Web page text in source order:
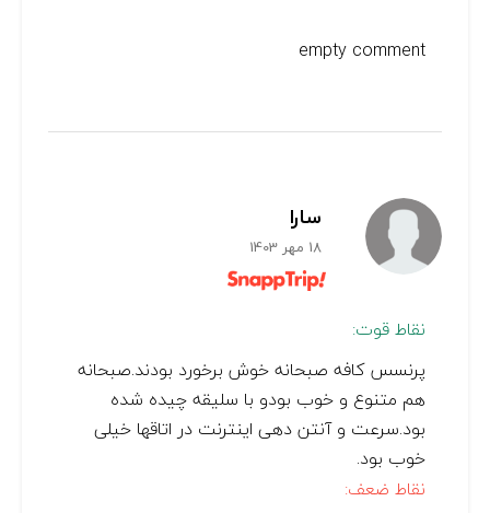
empty comment
سارا
18 مهر 1403
نقاط قوت:
پرنسس کافه صبحانه خوش برخورد بودند.صبحانه
هم متنوع و خوب بودو با سلیقه چیده شده
بود.سرعت و آنتن دهی اینترنت در اتاقها خیلی
خوب بود.
نقاط ضعف: